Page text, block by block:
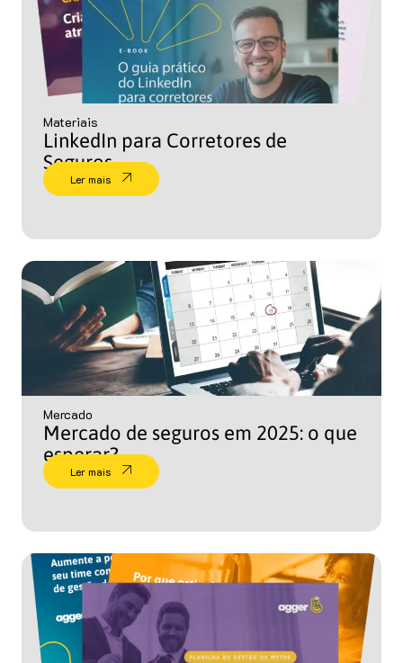
Materiais
LinkedIn para Corretores de
Seguros
Ler mais
Mercado
Mercado de seguros em 2025: o que
esperar?
Ler mais